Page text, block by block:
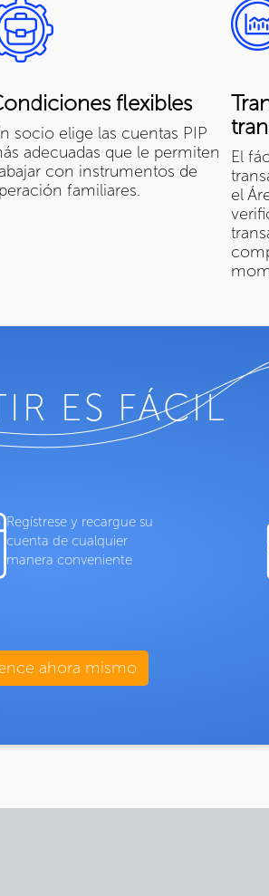
flexibles
socio elige las cuentas PIP
adecuadas que le permiten
con instrumentos de
familiares.
El
el
ES FÁCIL
Regístrese y recargue su
cuenta de cualquier
manera conveniente
ahora mismo